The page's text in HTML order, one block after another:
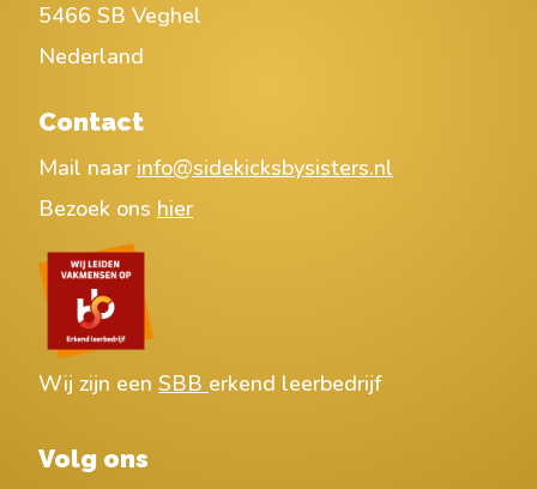
5466 SB Veghel
Nederland
Contact
Mail naar info@sidekicksbysisters.nl
Bezoek ons hier
Wij zijn een SBB erkend leerbedrijf
Volg ons